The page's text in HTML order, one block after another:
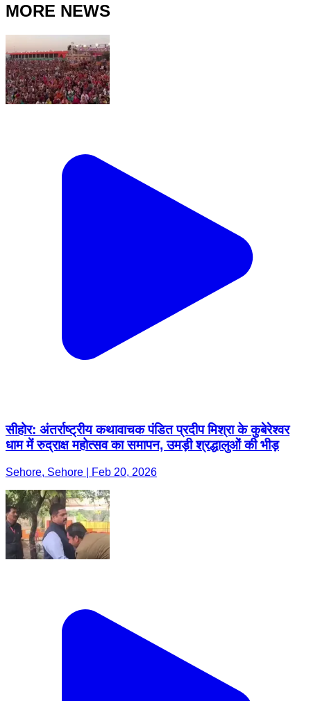
MORE NEWS
सीहोर: अंतर्राष्ट्रीय कथावाचक पंडित प्रदीप मिश्रा के कुबेरेश्वर
धाम में रुद्राक्ष महोत्सव का समापन, उमड़ी श्रद्धालुओं की भीड़
Sehore, Sehore | Feb 20, 2026